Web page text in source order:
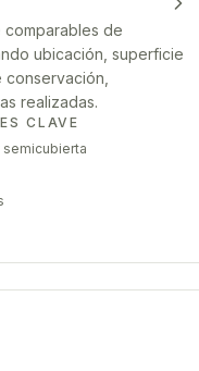
comparables de
ubicación, superficie
realizadas.
CLAVE